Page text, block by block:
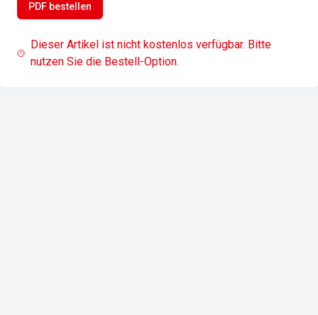
PDF bestellen
Dieser Artikel ist nicht kostenlos verfügbar. Bitte
nutzen Sie die Bestell-Option.